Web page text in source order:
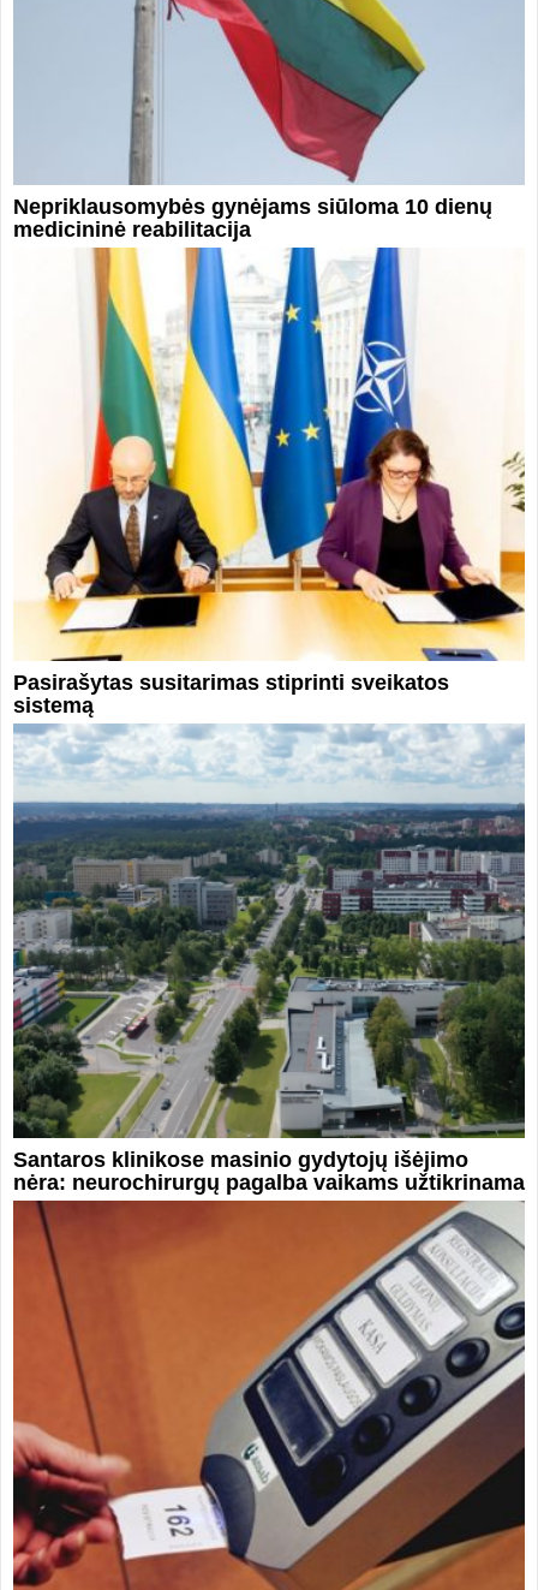
Nepriklausomybės gynėjams siūloma 10 dienų
medicininė reabilitacija
Pasirašytas susitarimas stiprinti sveikatos
sistemą
Santaros klinikose masinio gydytojų išėjimo
nėra: neurochirurgų pagalba vaikams užtikrinama